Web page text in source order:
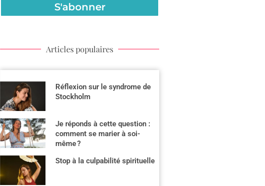
S'abonner
Articles populaires
Réflexion sur le syndrome de
Stockholm
Je réponds à cette question :
comment se marier à soi-
même ?
Stop à la culpabilité spirituelle